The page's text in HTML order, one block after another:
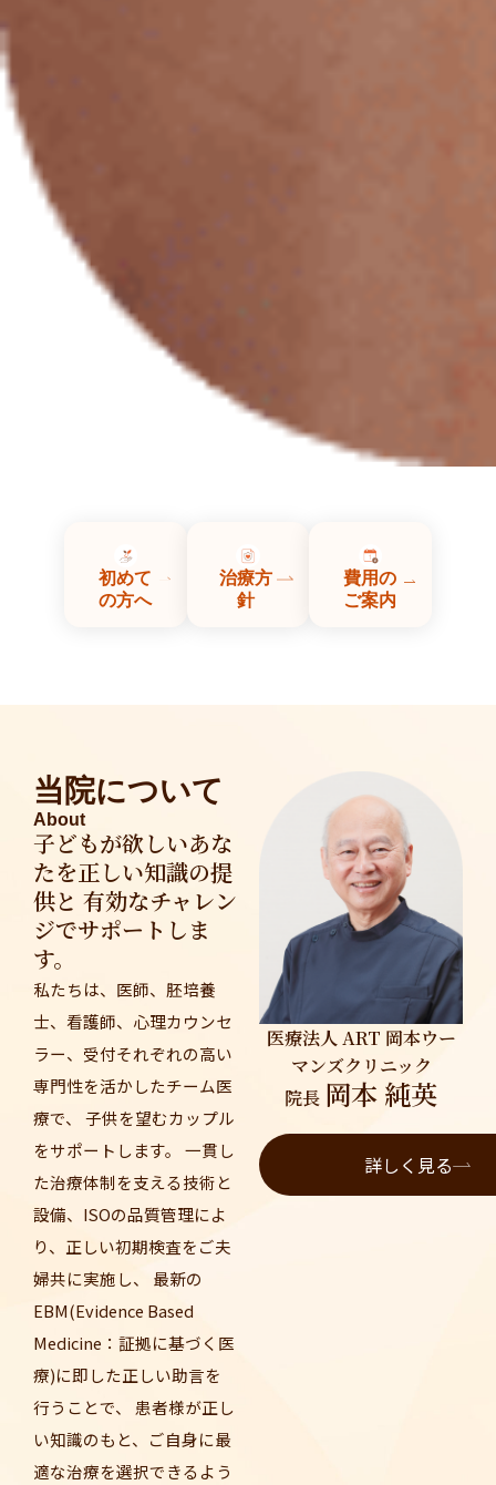
初めて
の方へ
治療方
針
費用の
ご案内
当院について
About
子どもが欲しいあな
たを正しい知識の提
供と 有効なチャレン
ジでサポートしま
す。
私たちは、医師、胚培養
士、看護師、心理カウンセ
ラー、受付それぞれの高い
専門性を活かしたチーム医
療で、 子供を望むカップル
をサポートします。 一貫し
た治療体制を支える技術と
設備、ISOの品質管理によ
り、正しい初期検査をご夫
婦共に実施し、 最新の
EBM(Evidence Based
Medicine：証拠に基づく医
療)に即した正しい助言を
行うことで、 患者様が正し
い知識のもと、ご自身に最
適な治療を選択できるよう
医療法人 ART 岡本ウー
マンズクリニック
院長 岡本 純英
詳しく見る